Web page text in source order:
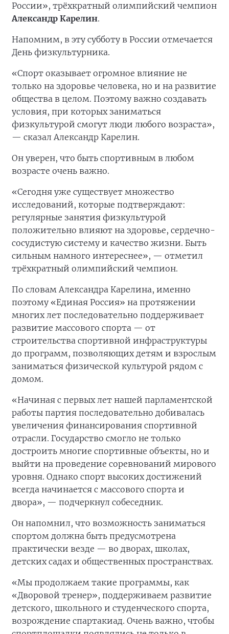
России», трёхкратный олимпийский чемпион
Александр Карелин.
Напомним, в эту субботу в России отмечается
День физкультурника.
«Спорт оказывает огромное влияние не
только на здоровье человека, но и на развитие
общества в целом. Поэтому важно создавать
условия, при которых заниматься
физкультурой смогут люди любого возраста»,
— сказал Александр Карелин.
Он уверен, что быть спортивным в любом
возрасте очень важно.
«Сегодня уже существует множество
исследований, которые подтверждают:
регулярные занятия физкультурой
положительно влияют на здоровье, сердечно-
сосудистую систему и качество жизни. Быть
сильным намного интереснее», — отметил
трёхкратный олимпийский чемпион.
По словам Александра Карелина, именно
поэтому «Единая Россия» на протяжении
многих лет последовательно поддерживает
развитие массового спорта — от
строительства спортивной инфраструктуры
до программ, позволяющих детям и взрослым
заниматься физической культурой рядом с
домом.
«Начиная с первых лет нашей парламентской
работы партия последовательно добивалась
увеличения финансирования спортивной
отрасли. Государство смогло не только
достроить многие спортивные объекты, но и
выйти на проведение соревнований мирового
уровня. Однако спорт высоких достижений
всегда начинается с массового спорта и
двора», — подчеркнул собеседник.
Он напомнил, что возможность заниматься
спортом должна быть предусмотрена
практически везде — во дворах, школах,
детских садах и общественных пространствах.
«Мы продолжаем такие программы, как
«Дворовой тренер», поддерживаем развитие
детского, школьного и студенческого спорта,
возрождение спартакиад. Очень важно, чтобы